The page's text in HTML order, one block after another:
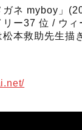
ガネ myboy」
ー37 位 / ウィ
本救助先生描